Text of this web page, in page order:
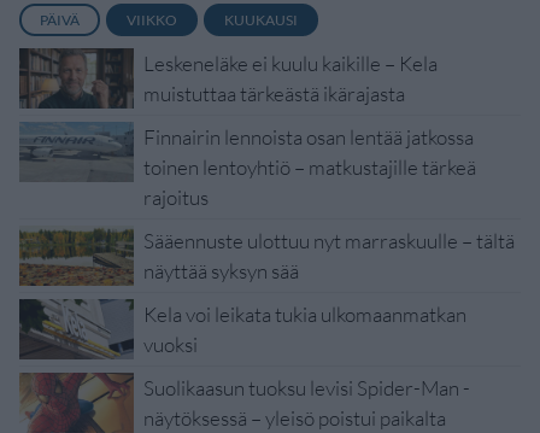
PÄIVÄ VIIKKO KUUKAUSI
Leskeneläke ei kuulu kaikille – Kela
muistuttaa tärkeästä ikärajasta
Finnairin lennoista osan lentää jatkossa
toinen lentoyhtiö – matkustajille tärkeä
rajoitus
Sääennuste ulottuu nyt marraskuulle – tältä
näyttää syksyn sää
Kela voi leikata tukia ulkomaanmatkan
vuoksi
Suolikaasun tuoksu levisi Spider-Man -
näytöksessä – yleisö poistui paikalta